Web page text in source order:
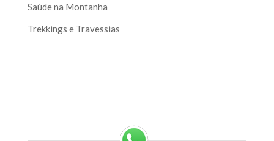
Saúde na Montanha
Trekkings e Travessias